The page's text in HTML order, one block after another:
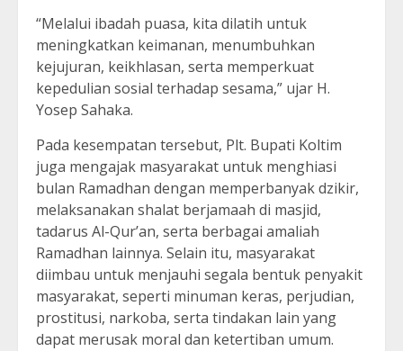
“Melalui ibadah puasa, kita dilatih untuk
meningkatkan keimanan, menumbuhkan
kejujuran, keikhlasan, serta memperkuat
kepedulian sosial terhadap sesama,” ujar H.
Yosep Sahaka.
Pada kesempatan tersebut, Plt. Bupati Koltim
juga mengajak masyarakat untuk menghiasi
bulan Ramadhan dengan memperbanyak dzikir,
melaksanakan shalat berjamaah di masjid,
tadarus Al-Qur’an, serta berbagai amaliah
Ramadhan lainnya. Selain itu, masyarakat
diimbau untuk menjauhi segala bentuk penyakit
masyarakat, seperti minuman keras, perjudian,
prostitusi, narkoba, serta tindakan lain yang
dapat merusak moral dan ketertiban umum.